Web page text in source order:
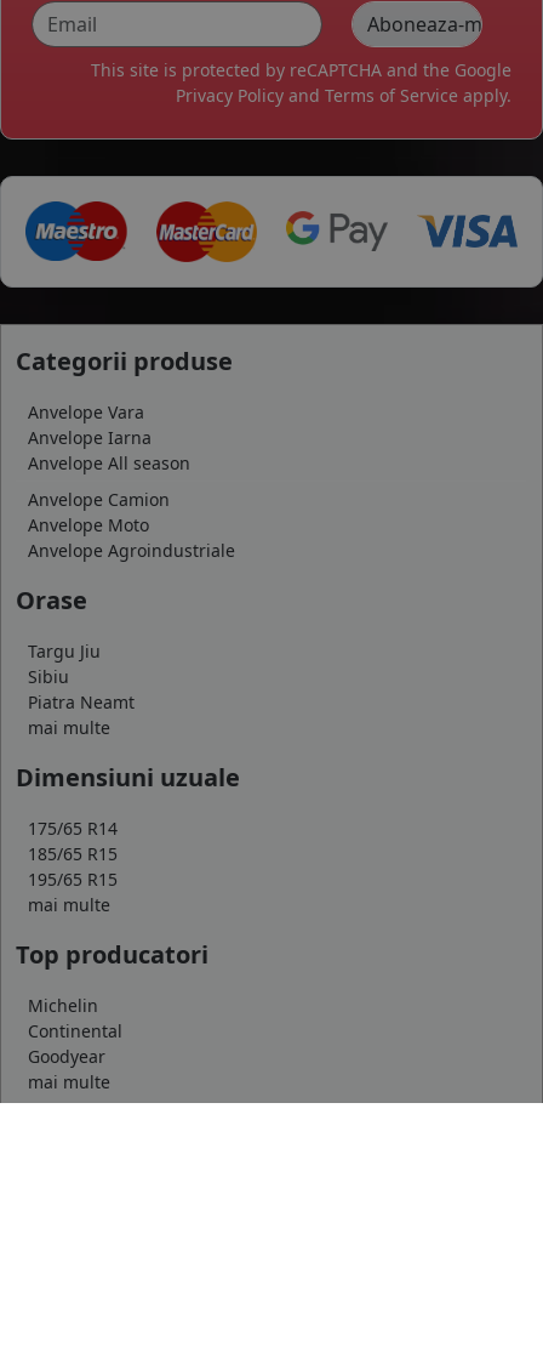
This site is protected by reCAPTCHA and the Google
Privacy Policy and Terms of Service apply.
Categorii produse
Anvelope Vara
Anvelope Iarna
Anvelope All season
Anvelope Camion
Anvelope Moto
Anvelope Agroindustriale
Orase
Targu Jiu
Sibiu
Piatra Neamt
mai multe
Dimensiuni uzuale
175/65 R14
185/65 R15
195/65 R15
mai multe
Top producatori
Michelin
Continental
Goodyear
mai multe